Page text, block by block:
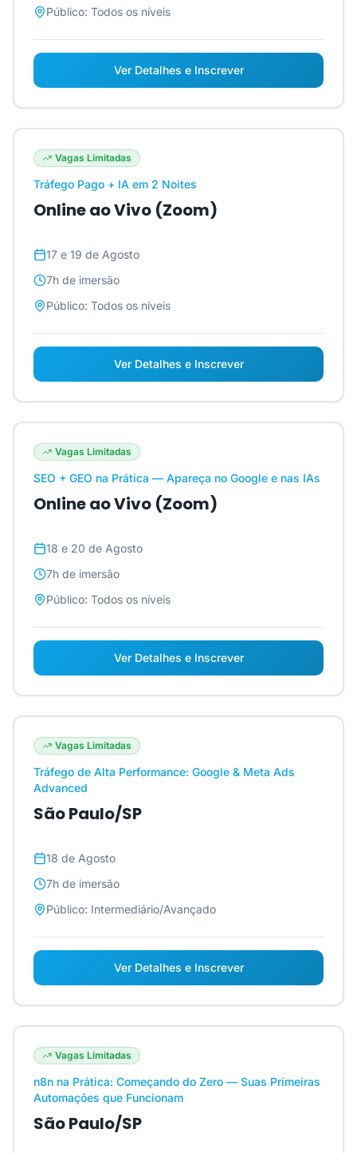
Público: Todos os níveis
Ver Detalhes e Inscrever
Vagas Limitadas
Tráfego Pago + IA em 2 Noites
Online ao Vivo (Zoom)
17 e 19 de Agosto
7h de imersão
Público: Todos os níveis
Ver Detalhes e Inscrever
Vagas Limitadas
SEO + GEO na Prática — Apareça no Google e nas IAs
Online ao Vivo (Zoom)
18 e 20 de Agosto
7h de imersão
Público: Todos os níveis
Ver Detalhes e Inscrever
Vagas Limitadas
Tráfego de Alta Performance: Google & Meta Ads
Advanced
São Paulo/SP
18 de Agosto
7h de imersão
Público: Intermediário/Avançado
Ver Detalhes e Inscrever
Vagas Limitadas
n8n na Prática: Começando do Zero — Suas Primeiras
Automações que Funcionam
São Paulo/SP